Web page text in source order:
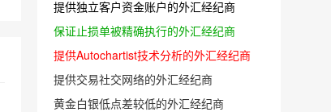
提供独立客户资金账户的外汇经纪商
保证止损单被精确执行的外汇经纪商
提供Autochartist技术分析的外汇经纪商
提供交易社交网络的外汇经纪商
黄金白银低点差较低的外汇经纪商